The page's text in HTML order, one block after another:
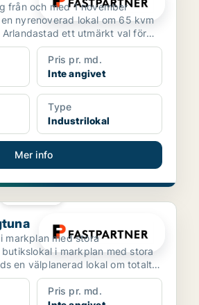
från och med 1 november
nyrenoverad lokal om 65 kvm
Arlandastad ett utmärkt val för
Pris pr. md.
Inte angivet
Type
Industrilokal
Mer info
markplan med stora
i markplan med stora
en välplanerad lokal om totalt
Pris pr. md.